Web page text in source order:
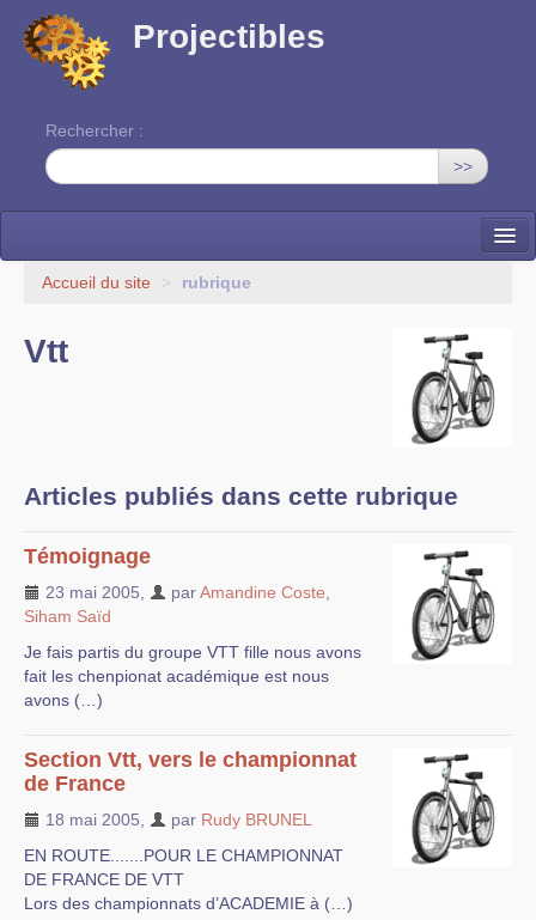
Projectibles
Rechercher :
>>
La ruche
Accueil du site > rubrique
Vtt
Articles publiés dans cette rubrique
Témoignage
23 mai 2005 parAmandine Coste
Siham Saïd
Je fais partis du groupe VTT fille nous avons
fait les chenpionat académique est nous
avons (…)
Section Vtt, vers le championnat
de France
18 mai 2005 par Rudy BRUNEL
EN ROUTE.......POUR LE CHAMPIONNAT
DE FRANCE DE VTT
Lors des championnats d’ACADEMIE à (…)